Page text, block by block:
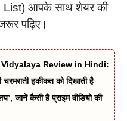
आपके साथ शेयर की
पढ़िए।
Review in Hindi:
चरमराती हकीकत को दिखाती है
जानें कैसी है प्राइम वीडियो की